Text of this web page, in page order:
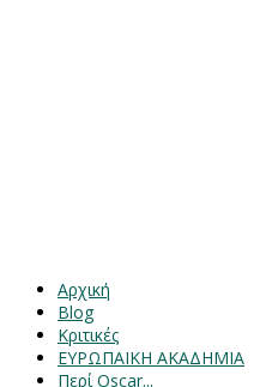
Αρχική
Blog
Κριτικές
ΕΥΡΩΠΑΙΚΗ ΑΚΑΔΗΜΙΑ
Περί Oscar...